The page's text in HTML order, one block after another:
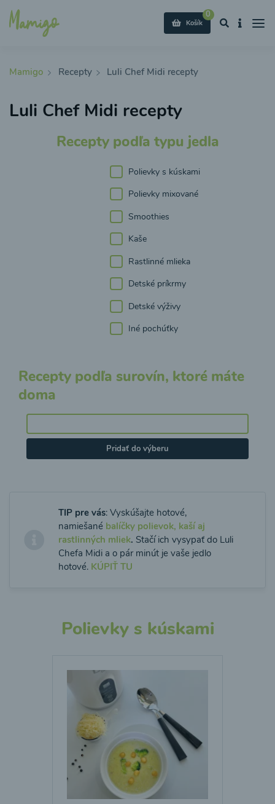
0
Košík
Mamigo Recepty Luli Chef Midi recepty
Luli Chef Midi recepty
Recepty podľa typu jedla
Polievky s kúskami
Polievky mixované
Smoothies
Kaše
Rastlinné mlieka
Detské príkrmy
Detské výživy
Iné pochúťky
Recepty podľa surovín, ktoré máte
doma
Pridať do výberu
TIP pre vás: Vyskúšajte hotové,
namiešané balíčky polievok, kaší aj
rastlinných mliek. Stačí ich vysypať do Luli
Chefa Midi a o pár minút je vaše jedlo
hotové. KÚPIŤ TU
Polievky s kúskami